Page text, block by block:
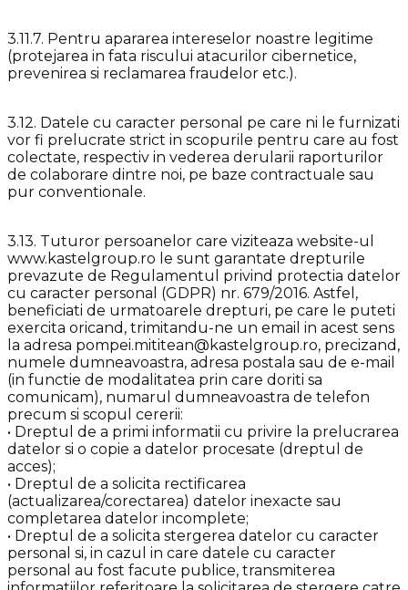
3.11.7. Pentru apararea intereselor noastre legitime
(protejarea in fata riscului atacurilor cibernetice,
prevenirea si reclamarea fraudelor etc.).
3.12. Datele cu caracter personal pe care ni le furnizati
vor fi prelucrate strict in scopurile pentru care au fost
colectate, respectiv in vederea derularii raporturilor
de colaborare dintre noi, pe baze contractuale sau
pur conventionale.
3.13. Tuturor persoanelor care viziteaza website-ul
www.kastelgroup.ro le sunt garantate drepturile
prevazute de Regulamentul privind protectia datelor
cu caracter personal (GDPR) nr. 679/2016. Astfel,
beneficiati de urmatoarele drepturi, pe care le puteti
exercita oricand, trimitandu-ne un email in acest sens
la adresa pompei.mititean@kastelgroup.ro, precizand,
numele dumneavoastra, adresa postala sau de e-mail
(in functie de modalitatea prin care doriti sa
comunicam), numarul dumneavoastra de telefon
precum si scopul cererii:
• Dreptul de a primi informatii cu privire la prelucrarea
datelor si o copie a datelor procesate (dreptul de
acces);
• Dreptul de a solicita rectificarea
(actualizarea/corectarea) datelor inexacte sau
completarea datelor incomplete;
• Dreptul de a solicita stergerea datelor cu caracter
personal si, in cazul in care datele cu caracter
personal au fost facute publice, transmiterea